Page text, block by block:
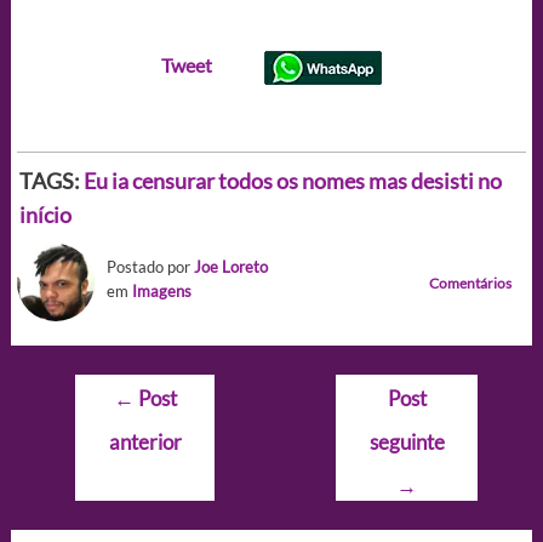
Tweet
TAGS: Eu ia censurar todos os nomes mas desisti no
início
Postado porJoe Loreto
em Imagens Comentários
Navegação
Post
← Post
anterior
Post
seguinte
→